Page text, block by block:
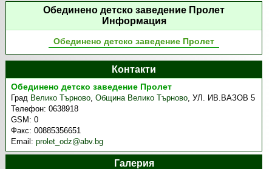
Обединено детско заведение Пролет
Информация
Обединено детско заведение Пролет
Контакти
Обединено детско заведение Пролет
Град Велико Търново,Община Велико Търново,УЛ. ИВ.ВАЗОВ 5
Телефон:0638918
GSM:0
Факс:00885356651
Email:prolet_odz@abv.bg
Галерия